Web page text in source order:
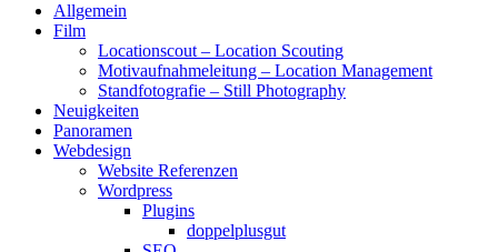
Allgemein
Film
Locationscout – Location Scouting
Motivaufnahmeleitung – Location Management
Standfotografie – Still Photography
Neuigkeiten
Panoramen
Webdesign
Website Referenzen
Wordpress
Plugins
doppelplusgut